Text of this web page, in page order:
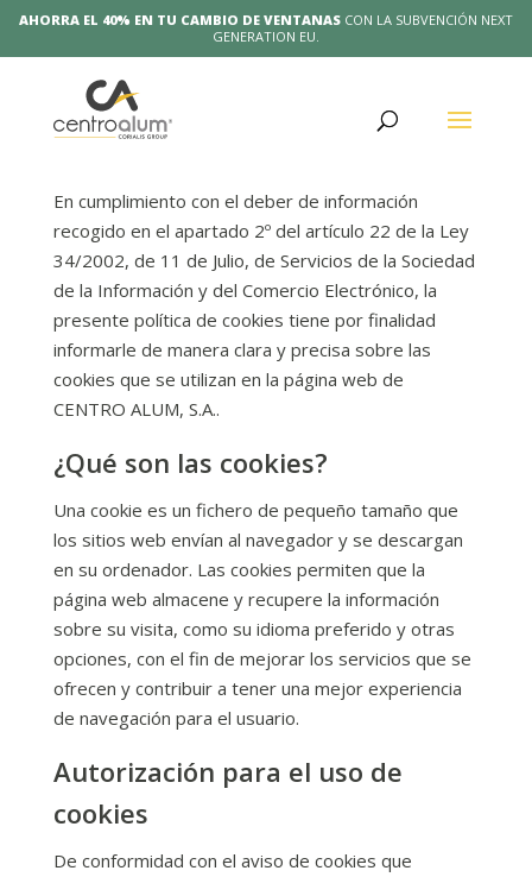
AHORRA EL 40% EN TU CAMBIO DE VENTANAS CON LA SUBVENCIÓN NEXT
GENERATION EU.
Política de cookies
En cumplimiento con el deber de información
recogido en el apartado 2º del artículo 22 de la Ley
34/2002, de 11 de Julio, de Servicios de la Sociedad
de la Información y del Comercio Electrónico, la
presente política de cookies tiene por finalidad
informarle de manera clara y precisa sobre las
cookies que se utilizan en la página web de
CENTRO ALUM, S.A..
¿Qué son las cookies?
Una cookie es un fichero de pequeño tamaño que
los sitios web envían al navegador y se descargan
en su ordenador. Las cookies permiten que la
página web almacene y recupere la información
sobre su visita, como su idioma preferido y otras
opciones, con el fin de mejorar los servicios que se
ofrecen y contribuir a tener una mejor experiencia
de navegación para el usuario.
Autorización para el uso de
cookies
De conformidad con el aviso de cookies que